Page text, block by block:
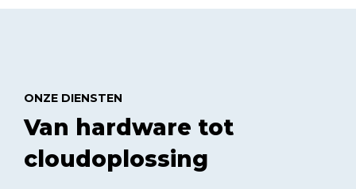
Van hardware tot
cloudoplossing
ONZE DIENSTEN